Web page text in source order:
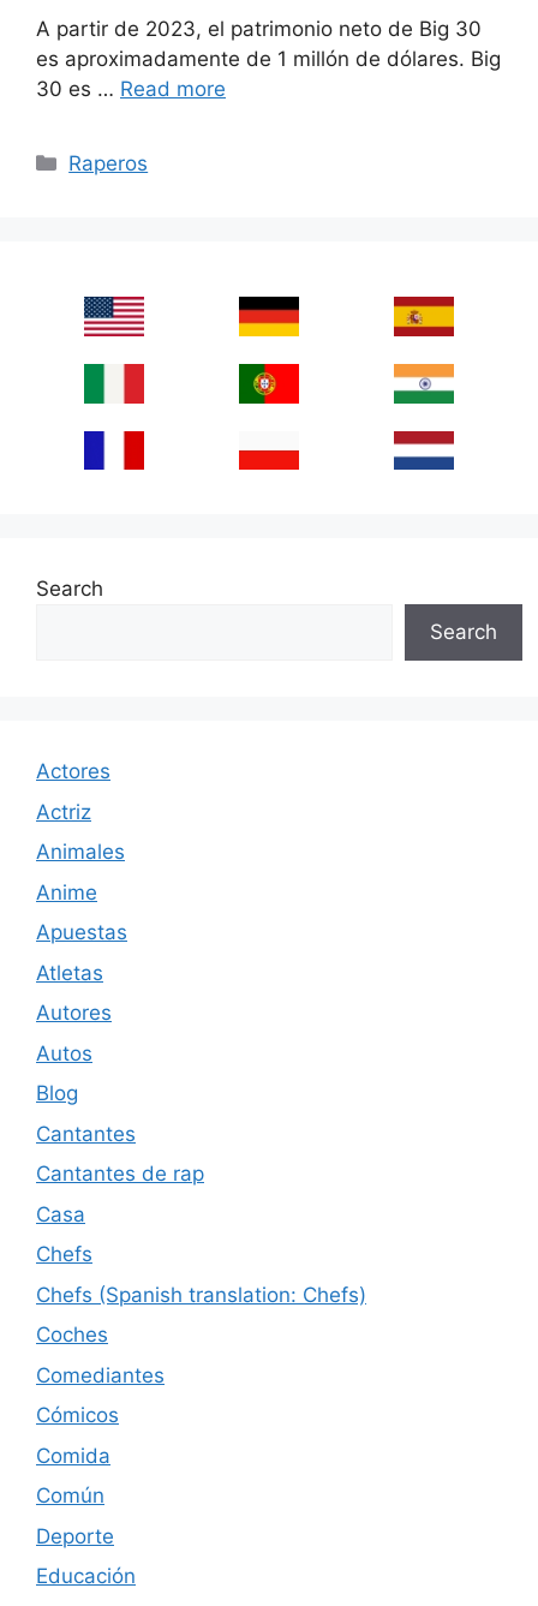
A partir de 2023, el patrimonio neto de Big 30
es aproximadamente de 1 millón de dólares. Big
30 es … Read more
Categories
Raperos
Search
Search
Actores
Actriz
Animales
Anime
Apuestas
Atletas
Autores
Autos
Blog
Cantantes
Cantantes de rap
Casa
Chefs
Chefs (Spanish translation: Chefs)
Coches
Comediantes
Cómicos
Comida
Común
Deporte
Educación